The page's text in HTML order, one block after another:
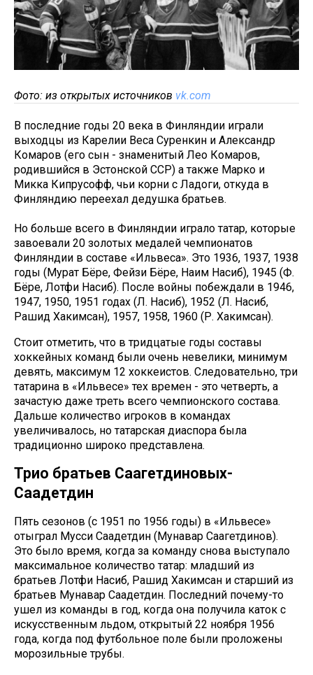
Фото: из открытых источников vk.com
В последние годы 20 века в Финляндии играли
выходцы из Карелии Веса Суренкин и Александр
Комаров (его сын - знаменитый Лео Комаров,
родившийся в Эстонской ССР) а также Марко и
Микка Кипрусофф, чьи корни с Ладоги, откуда в
Финляндию переехал дедушка братьев.
Но больше всего в Финляндии играло татар, которые
завоевали 20 золотых медалей чемпионатов
Финляндии в составе «Ильвеса». Это 1936, 1937, 1938
годы (Мурат Бёре, Фейзи Бёре, Наим Насиб), 1945 (Ф.
Бёре, Лотфи Насиб). После войны побеждали в 1946,
1947, 1950, 1951 годах (Л. Насиб), 1952 (Л. Насиб,
Рашид Хакимсан), 1957, 1958, 1960 (Р. Хакимсан).
Стоит отметить, что в тридцатые годы составы
хоккейных команд были очень невелики, минимум
девять, максимум 12 хоккеистов. Следовательно, три
татарина в «Ильвесе» тех времен - это четверть, а
зачастую даже треть всего чемпионского состава.
Дальше количество игроков в командах
увеличивалось, но татарская диаспора была
традиционно широко представлена.
Трио братьев Саагетдиновых-
Саадетдин
Пять сезонов (с 1951 по 1956 годы) в «Ильвесе»
отыграл Мусси Саадетдин (Мунавар Саагетдинов).
Это было время, когда за команду снова выступало
максимальное количество татар: младший из
братьев Лотфи Насиб, Рашид Хакимсан и старший из
братьев Мунавар Саадетдин. Последний почему-то
ушел из команды в год, когда она получила каток с
искусственным льдом, открытый 22 ноября 1956
года, когда под футбольное поле были проложены
морозильные трубы.